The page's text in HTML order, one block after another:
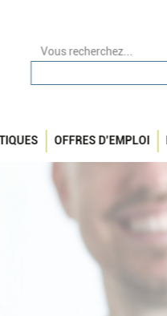
Vous recherchez...
OFFRES D’EMPLOI